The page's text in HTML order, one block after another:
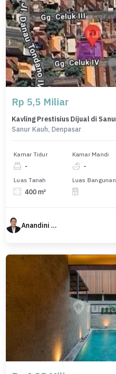
Rp 5,5 Miliar
Sanur Kauh, Denpasar
Kamar Tidur
-
Kamar Mandi
-
Luas Tanah
400 m²
Luas Bangunan
Anandini Property